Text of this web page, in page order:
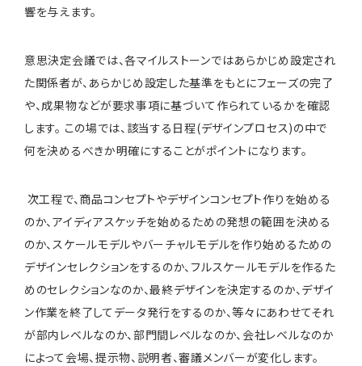
響を与えます。
意思決定会議では、各マイルストーンではあらかじめ設定され
た関係者が、あらかじめ設定した基準をもとにフェーズの完了
や、成果物などが要求事項に基づいて作られているかを確認
します。 この場では、該当する日程(デザインプロセス)の中で
何を決めるべきか明確にすることがポイントになります。
次工程で、商品コンセプトやデザインコンセプト作りを始める
のか、アイディアスケッチを始めるための発想の範囲を決める
のか、スケールモデルやバーチャルモデルを作り始めるための
デザインセレクションをするのか、フルスケールモデルを作るた
めのセレクションなのか、最終デザインを決定するのか、デザイ
ン作業を終了してデータ発行をするのか、等々にあわせてそれ
が部内レベルなのか、部門間レベルなのか、会社レベルなのか
によって会場、提示物、説明者、審議メンバーが変化します。